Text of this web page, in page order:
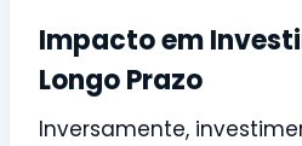
Impacto em
Longo Prazo
Inversamente,